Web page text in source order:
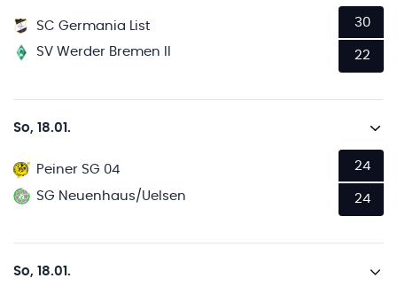
SC Germania List
SV Werder Bremen II
30
22
So, 18.01.
Peiner SG 04
SG Neuenhaus/Uelsen
24
24
So, 18.01.